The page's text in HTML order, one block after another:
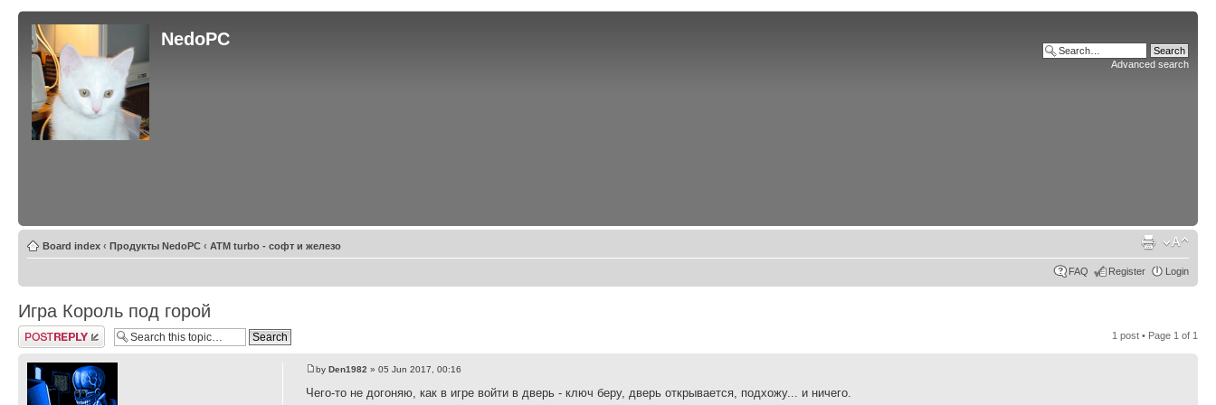
NedoPC
Advanced search
Board index ‹ Продукты NedoPC ‹ ATM turbo - софт и железо
FAQ Register Login
Игра Король под горой
Post a reply 1 post • Page 1 of 1
byDen1982 » 05 Jun 2017, 00:16
Чего-то не догоняю, как в игре войти в дверь - ключ беру, дверь открывается, подхожу... и ничего.